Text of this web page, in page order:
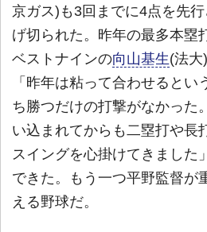
京ガス)も3回までに4点を先
げ切られた。昨年の最多本塁
ベストナインの向山基生(法大
「昨年は粘って合わせると
ち勝つだけの打撃がなかった
い込まれてからも二塁打や長
スイングを心掛けてきました
できた。もう一つ平野監督が
える野球だ。